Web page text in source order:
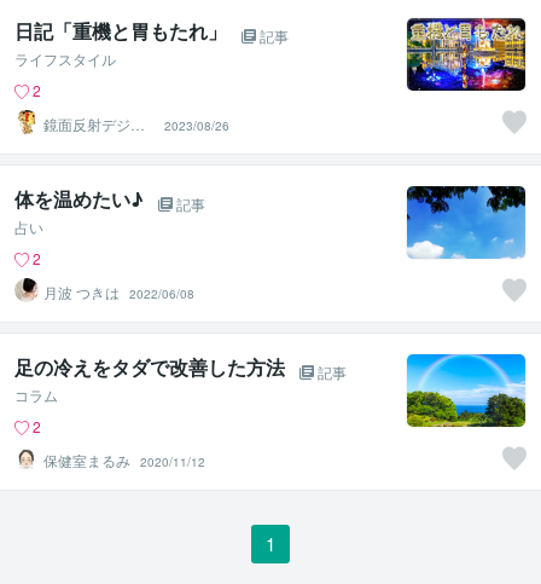
日記「重機と胃もたれ」
記事
ライフスタイル
2
鏡面反射デジタ
ルアート製作所
（鈴木穣）
2023/08/26
体を温めたい♪
記事
占い
2
月波 つきは
2022/06/08
足の冷えをタダで改善した方法
記事
コラム
2
保健室まるみ 2020/11/12
1